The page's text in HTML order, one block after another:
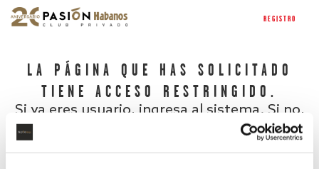
REGISTRO
LA PÁGINA QUE HAS SOLICITADO
TIENE ACCESO RESTRINGIDO.
Si ya eres usuario, ingresa al sistema. Si no,